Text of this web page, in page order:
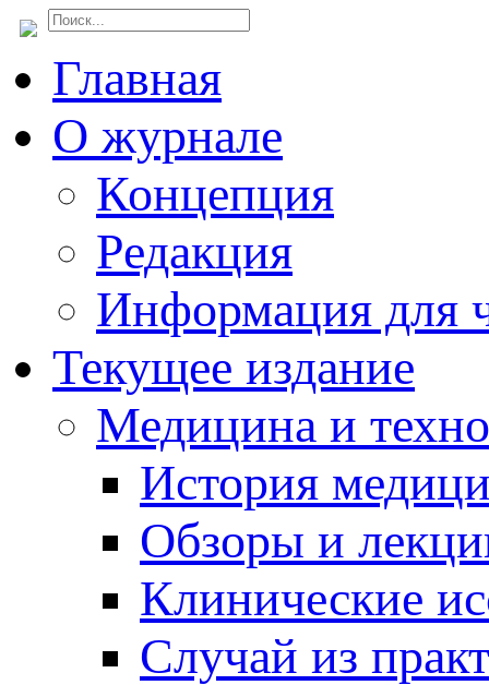
Главная
О журнале
Концепция
Редакция
Информация для
Текущее издание
Медицина и
История
Обзоры и
Клинические
Случай из